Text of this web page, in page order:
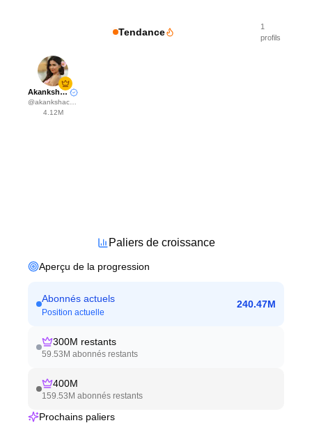
Tendance
1
profils
Akanksha Choudhary
@akankshachoudhary_official
4.12M
Paliers de croissance
Aperçu de la progression
Abonnés actuels
Position actuelle
240.47M
300M restants
59.53M abonnés restants
400M
159.53M abonnés restants
Prochains paliers